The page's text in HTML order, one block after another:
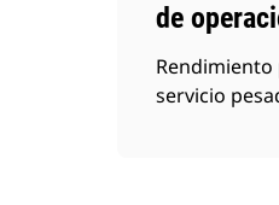
de
servicio